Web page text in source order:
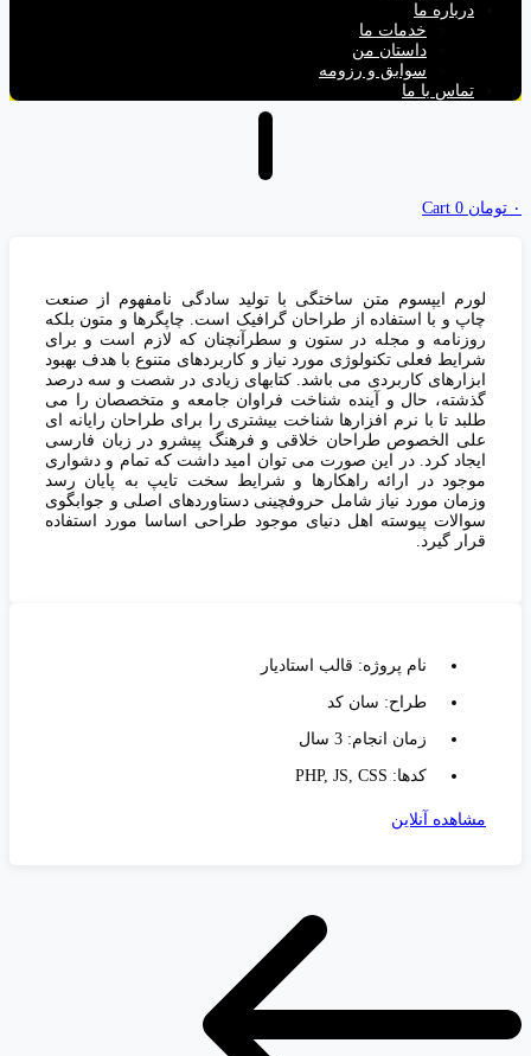
درباره ما
خدمات ما
داستان من
سوابق و رزومه
تماس با ما
۰ تومان 0
Cart
لورم ایپسوم متن ساختگی با تولید سادگی نامفهوم از صنعت
چاپ و با استفاده از طراحان گرافیک است. چاپگرها و متون بلکه
روزنامه و مجله در ستون و سطرآنچنان که لازم است و برای
شرایط فعلی تکنولوژی مورد نیاز و کاربردهای متنوع با هدف بهبود
ابزارهای کاربردی می باشد. کتابهای زیادی در شصت و سه درصد
گذشته، حال و آینده شناخت فراوان جامعه و متخصصان را می
طلبد تا با نرم افزارها شناخت بیشتری را برای طراحان رایانه ای
علی الخصوص طراحان خلاقی و فرهنگ پیشرو در زبان فارسی
ایجاد کرد. در این صورت می توان امید داشت که تمام و دشواری
موجود در ارائه راهکارها و شرایط سخت تایپ به پایان رسد
وزمان مورد نیاز شامل حروفچینی دستاوردهای اصلی و جوابگوی
سوالات پیوسته اهل دنیای موجود طراحی اساسا مورد استفاده
قرار گیرد.
نام پروژه: قالب استادیار
طراح: سان کد
زمان انجام: 3 سال
کدها: PHP, JS, CSS
مشاهده آنلاین